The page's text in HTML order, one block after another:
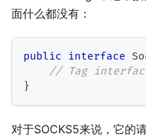
面什么都没有：
public interface
// Tag
}
对于SOCKS5来说，它的